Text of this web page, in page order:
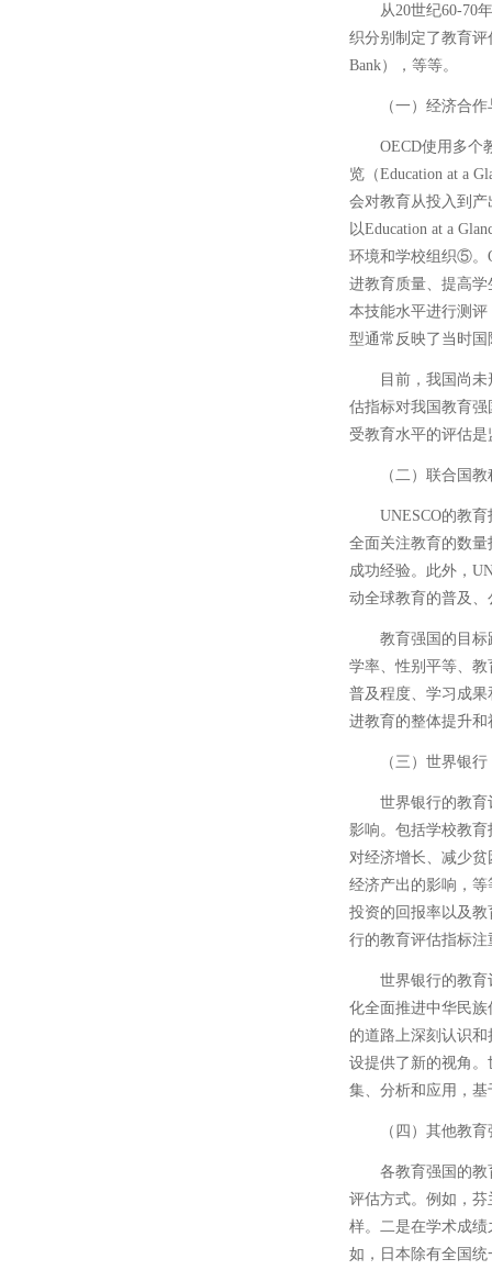
从20世纪60-70
织分别制定了教育评
Bank），等等。
（一）经济合
OECD使用多个
览（Education at a
会对教育从投入到
以Education at a
环境和学校组织⑤。
进教育质量、提高
本技能水平进行测
型通常反映了当时
目前，我国尚
估指标对我国教育
受教育水平的评估
（二）联合国
UNESCO的教
全面关注教育的数
成功经验。此外，
动全球教育的普及
教育强国的目标
学率、性别平等、
普及程度、学习成
进教育的整体提升
（三）世界银行
世界银行的教
影响。包括学校教
对经济增长、减少
经济产出的影响，
投资的回报率以及
行的教育评估指标
世界银行的教
化全面推进中华民
的道路上深刻认识
设提供了新的视角
集、分析和应用，
（四）其他教
各教育强国的
评估方式。例如，
样。二是在学术成
如，日本除有全国